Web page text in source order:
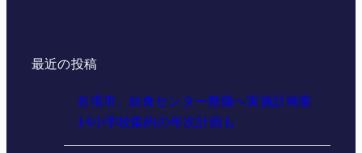
最近の投稿
名張市、給食センター整備へ実施計画案
14小学校集約の年次計画も